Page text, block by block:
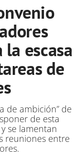
escasa
de
de ambición” de
de esta
se lamentan
reuniones entre